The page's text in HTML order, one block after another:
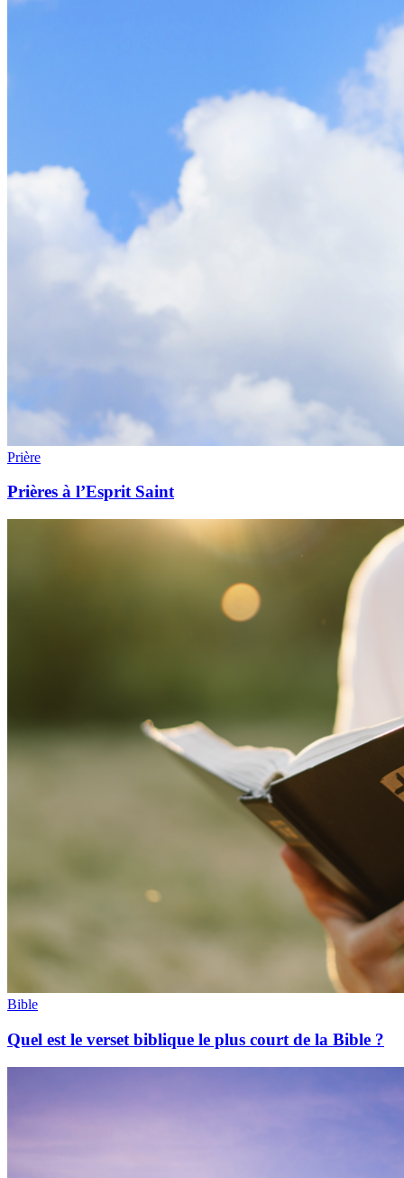
Prière
Prières à l’Esprit Saint
Bible
Quel est le verset biblique le plus court de la Bible ?